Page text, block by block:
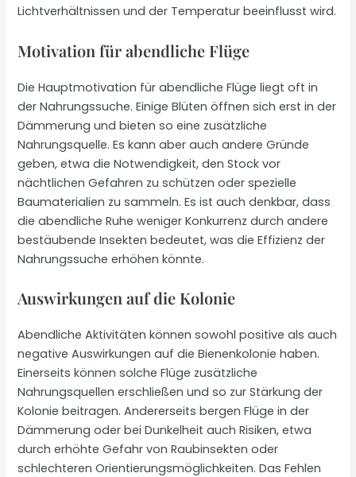
Lichtverhältnissen und der Temperatur beeinflusst wird.
Motivation für abendliche Flüge
Die Hauptmotivation für abendliche Flüge liegt oft in
der Nahrungssuche. Einige Blüten öffnen sich erst in der
Dämmerung und bieten so eine zusätzliche
Nahrungsquelle. Es kann aber auch andere Gründe
geben, etwa die Notwendigkeit, den Stock vor
nächtlichen Gefahren zu schützen oder spezielle
Baumaterialien zu sammeln. Es ist auch denkbar, dass
die abendliche Ruhe weniger Konkurrenz durch andere
bestäubende Insekten bedeutet, was die Effizienz der
Nahrungssuche erhöhen könnte.
Auswirkungen auf die Kolonie
Abendliche Aktivitäten können sowohl positive als auch
negative Auswirkungen auf die Bienenkolonie haben.
Einerseits können solche Flüge zusätzliche
Nahrungsquellen erschließen und so zur Stärkung der
Kolonie beitragen. Andererseits bergen Flüge in der
Dämmerung oder bei Dunkelheit auch Risiken, etwa
durch erhöhte Gefahr von Raubinsekten oder
schlechteren Orientierungsmöglichkeiten. Das Fehlen